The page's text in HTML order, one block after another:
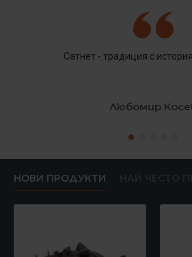
Сатнет - традиция с
Любомир
НОВИ ПРОДУКТИ